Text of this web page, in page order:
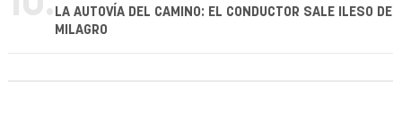
LA AUTOVÍA DEL CAMINO: EL CONDUCTOR SALE ILESO DE
MILAGRO